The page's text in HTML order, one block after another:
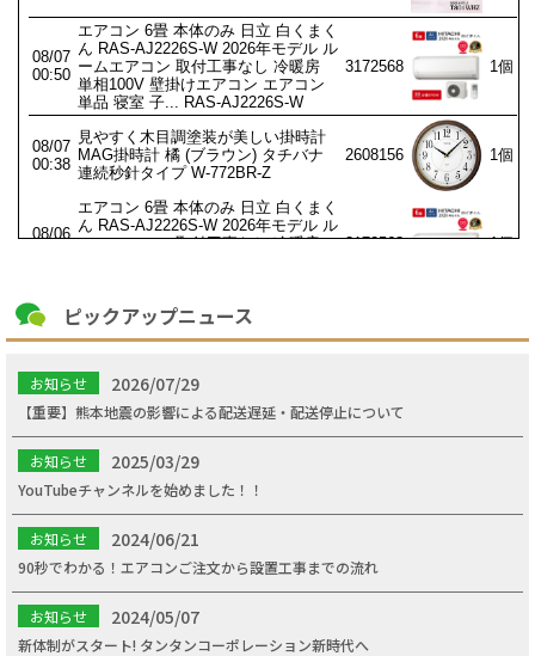
ピックアップニュース
お知らせ 2026/07/29
【重要】熊本地震の影響による配送遅延・配送停止について
お知らせ 2025/03/29
YouTubeチャンネルを始めました！！
お知らせ 2024/06/21
90秒でわかる！エアコンご注文から設置工事までの流れ
お知らせ 2024/05/07
新体制がスタート! タンタンコーポレーション新時代へ